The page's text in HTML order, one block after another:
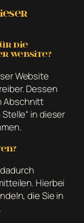
die
Website?
Website
Dessen
Abschnitt
in dieser
Hierbei
die Sie in